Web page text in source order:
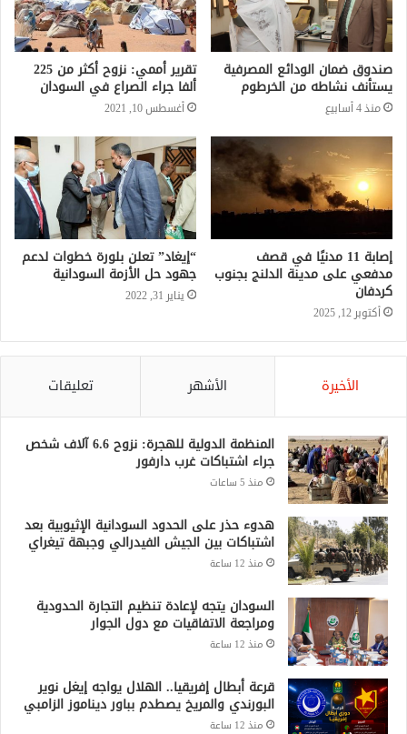
صندوق ضمان الودائع المصرفية
يستأنف نشاطه من الخرطوم
منذ 4 أسابيع
تقرير أممي: نزوح أكثر من 225
ألفا جراء الصراع في السودان
أغسطس 10, 2021
إصابة 11 مدنيًا في قصف
مدفعي على مدينة الدلنج بجنوب
كردفان
أكتوبر 12, 2025
“إيغاد” تعلن بلورة خطوات لدعم
جهود حل الأزمة السودانية
يناير 31, 2022
الأخيرة الأشهر تعليقات
المنظمة الدولية للهجرة: نزوح 6.6 آلاف شخص
جراء اشتباكات غرب دارفور
منذ 5 ساعات
هدوء حذر على الحدود السودانية الإثيوبية بعد
اشتباكات بين الجيش الفيدرالي وجبهة تيغراي
منذ 12 ساعة
السودان يتجه لإعادة تنظيم التجارة الحدودية
ومراجعة الاتفاقيات مع دول الجوار
منذ 12 ساعة
قرعة أبطال إفريقيا.. الهلال يواجه إيغل نوير
البورندي والمريخ يصطدم بباور ديناموز الزامبي
منذ 12 ساعة